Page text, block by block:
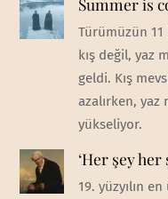
Türümüzün
kış değil, yaz
geldi. Kış
azalırken, yaz
yükseliyor.
‘Her şey her
19. yüzyılın